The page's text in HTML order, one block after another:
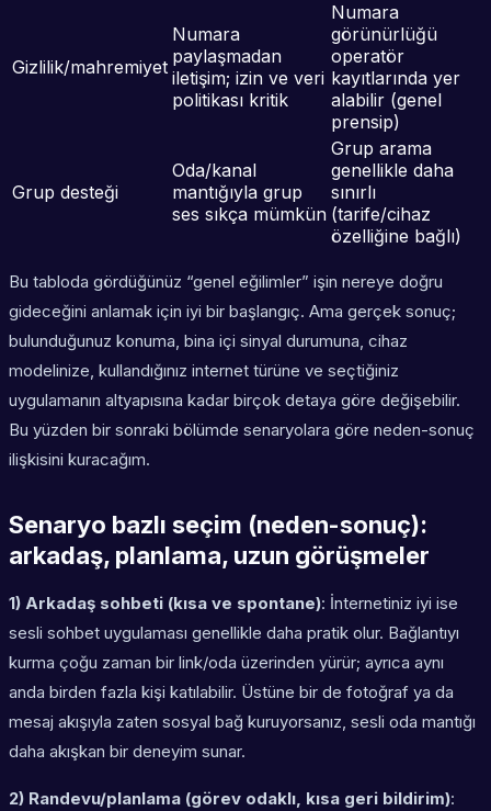
Gizlilik/mahremiyet
Numara
paylaşmadan
iletişim; izin ve veri
politikası kritik
Numara
görünürlüğü
operatör
kayıtlarında yer
alabilir (genel
prensip)
Grup desteği
Oda/kanal
mantığıyla grup
ses sıkça mümkün
Grup arama
genellikle daha
sınırlı
(tarife/cihaz
özelliğine bağlı)
Bu tabloda gördüğünüz “genel eğilimler” işin nereye doğru
gideceğini anlamak için iyi bir başlangıç. Ama gerçek sonuç;
bulunduğunuz konuma, bina içi sinyal durumuna, cihaz
modelinize, kullandığınız internet türüne ve seçtiğiniz
uygulamanın altyapısına kadar birçok detaya göre değişebilir.
Bu yüzden bir sonraki bölümde senaryolara göre neden-sonuç
ilişkisini kuracağım.
Senaryo bazlı seçim (neden-sonuç):
arkadaş, planlama, uzun görüşmeler
1) Arkadaş sohbeti (kısa ve spontane): İnternetiniz iyi ise
sesli sohbet uygulaması genellikle daha pratik olur. Bağlantıyı
kurma çoğu zaman bir link/oda üzerinden yürür; ayrıca aynı
anda birden fazla kişi katılabilir. Üstüne bir de fotoğraf ya da
mesaj akışıyla zaten sosyal bağ kuruyorsanız, sesli oda mantığı
daha akışkan bir deneyim sunar.
2) Randevu/planlama (görev odaklı, kısa geri bildirim):